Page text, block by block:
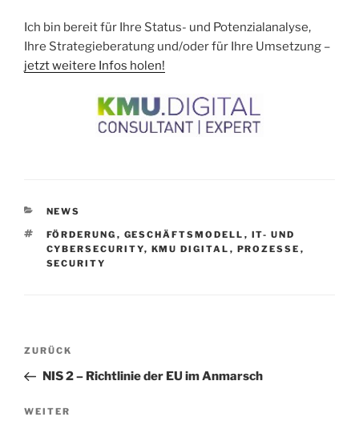
Ich bin bereit für Ihre Status- und Potenzialanalyse,
Ihre Strategieberatung und/oder für Ihre Umsetzung –
jetzt weitere Infos holen!
KATEGORIEN
NEWS
SCHLAGWÖRTER
FÖRDERUNG , GESCHÄFTSMODELL , IT- UND
CYBERSECURITY, KMU DIGITAL , PROZESSE ,
SECURITY
Beitragsnavigation
Vorheriger
Beitrag
ZURÜCK
NIS 2 – Richtlinie der EU im Anmarsch
Nächster
WEITER